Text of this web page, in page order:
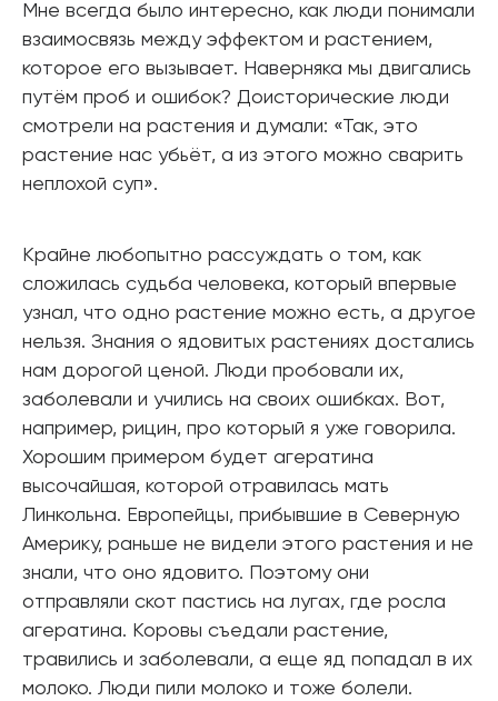
Мне всегда было интересно, как люди понимали
взаимосвязь между эффектом и растением,
которое его вызывает. Наверняка мы двигались
путём проб и ошибок? Доисторические люди
смотрели на растения и думали: «Так, это
растение нас убьёт, а из этого можно сварить
неплохой суп».
Крайне любопытно рассуждать о том, как
сложилась судьба человека, который впервые
узнал, что одно растение можно есть, а другое
нельзя. Знания о ядовитых растениях достались
нам дорогой ценой. Люди пробовали их,
заболевали и учились на своих ошибках. Вот,
например, рицин, про который я уже говорила.
Хорошим примером будет агератина
высочайшая, которой отравилась мать
Линкольна. Европейцы, прибывшие в Северную
Америку, раньше не видели этого растения и не
знали, что оно ядовито. Поэтому они
отправляли скот пастись на лугах, где росла
агератина. Коровы съедали растение,
травились и заболевали, а еще яд попадал в их
молоко. Люди пили молоко и тоже болели.